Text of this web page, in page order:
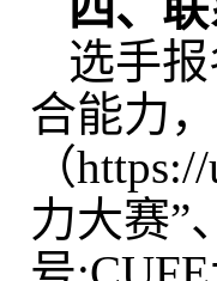
选手
合能力，
（
力大赛”